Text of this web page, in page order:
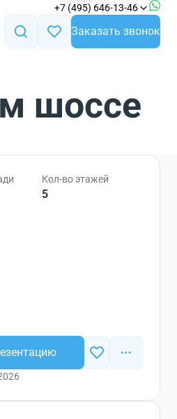
+7 (495) 646-13-46
Заказать звонок
шоссе
Кол-во этажей
5